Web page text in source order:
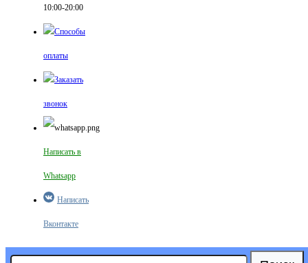
10:00-20:00
Способы
оплаты
Заказать
звонок
Написать в
Whatsapp
Написать
Вконтакте
Поиск